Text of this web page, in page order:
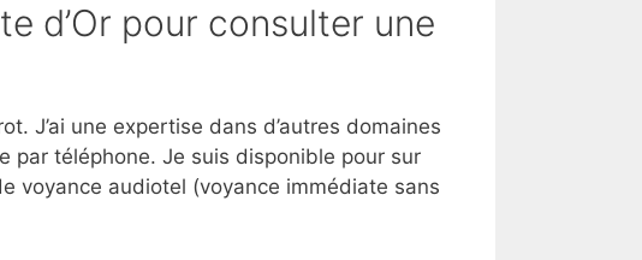
d’Or pour consulter une
J’ai une expertise dans d’autres domaines
par téléphone. Je suis disponible pour sur
voyance audiotel (voyance immédiate sans